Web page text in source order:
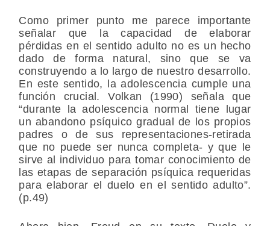
Como primer punto me parece importante
señalar que la capacidad de elaborar
pérdidas en el sentido adulto no es un hecho
dado de forma natural, sino que se va
construyendo a lo largo de nuestro desarrollo.
En este sentido, la adolescencia cumple una
función crucial. Volkan (1990) señala que
“durante la adolescencia normal tiene lugar
un abandono psíquico gradual de los propios
padres o de sus representaciones-retirada
que no puede ser nunca completa- y que le
sirve al individuo para tomar conocimiento de
las etapas de separación psíquica requeridas
para elaborar el duelo en el sentido adulto”.
(p.49)